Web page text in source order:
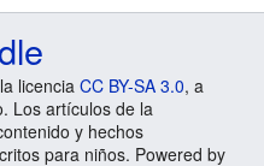
licencia CC BY-SA 3.0, a
Los artículos de la
y hechos
para niños. Powered by